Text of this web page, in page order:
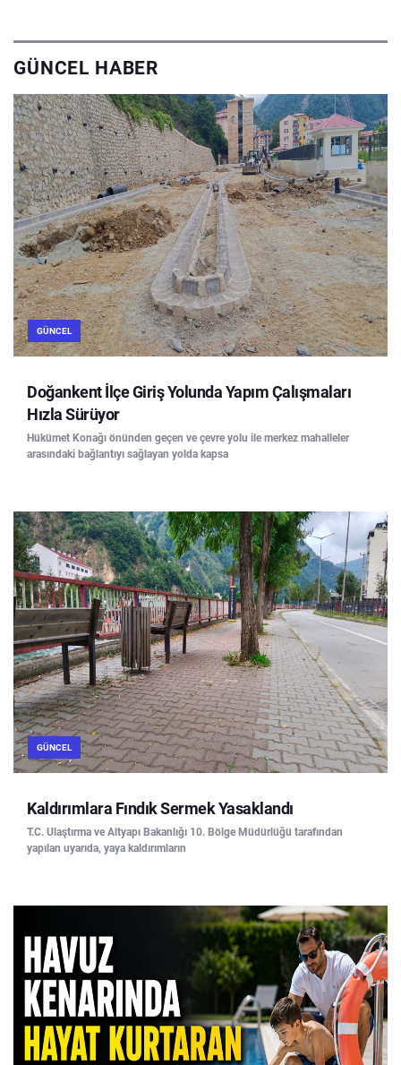
GÜNCEL HABER
GÜNCEL
Doğankent İlçe Giriş Yolunda Yapım Çalışmaları
Hızla Sürüyor
Hükümet Konağı önünden geçen ve çevre yolu ile merkez mahalleler
arasındaki bağlantıyı sağlayan yolda kapsa
GÜNCEL
Kaldırımlara Fındık Sermek Yasaklandı
T.C. Ulaştırma ve Altyapı Bakanlığı 10. Bölge Müdürlüğü tarafından
yapılan uyarıda, yaya kaldırımların